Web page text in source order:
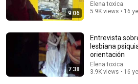
BUKELE ESTALLÓ EN ARGENTINA
IMPACTADO
9:06
Elena toxica
5.9K views • 16
7:38
Entrevista
lesbiana
orientación
Elena toxica
3.9K views • 16